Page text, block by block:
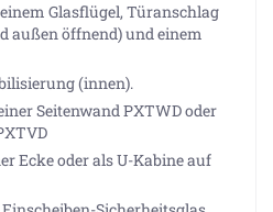
Glasflügel, Türanschlag
außen öffnend) und einem
(innen).
Seitenwand PXTWD oder
Ecke oder als U-Kabine auf